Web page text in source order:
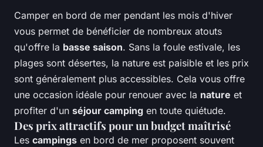
Camper en bord de mer pendant les mois d'hiver
vous permet de bénéficier de nombreux atouts
qu'offre la basse saison. Sans la foule estivale, les
plages sont désertes, la nature est paisible et les prix
sont généralement plus accessibles. Cela vous offre
une occasion idéale pour renouer avec la nature et
profiter d'un séjour camping en toute quiétude.
Des prix attractifs pour un budget maîtrisé
Les campings en bord de mer proposent souvent